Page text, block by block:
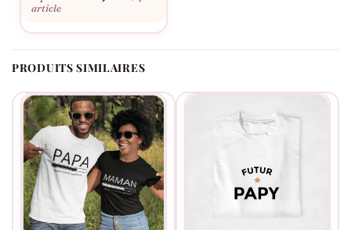
originale. Commandez dès maintenant votre T-shirt « Futur
Papy » personnalisé chez Assortis Moi, et préparez-vous à voir
aventure familiale.
article
PRODUITS SIMILAIRES